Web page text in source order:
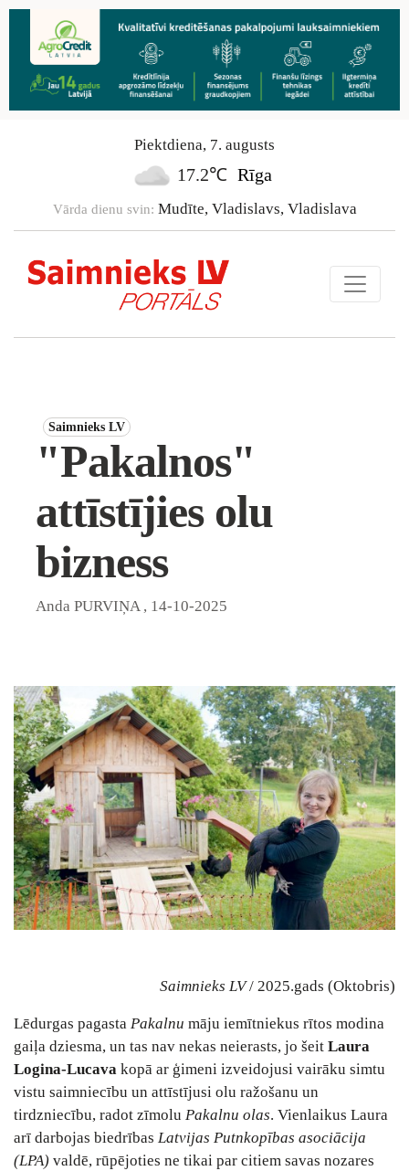
Piektdiena, 7. augusts
17.2℃ Rīga
Vārda dienu svin: Mudīte, Vladislavs, Vladislava
Saimnieks LV
"Pakalnos"
attīstījies olu
bizness
Anda PURVIŅA , 14-10-2025
Saimnieks LV/ 2025.gads (Oktobris)
Lēdurgas pagasta Pakalnu māju iemītniekus rītos modina
gaiļa dziesma, un tas nav nekas neierasts, jo šeit Laura
Logina-Lucava kopā ar ģimeni izveidojusi vairāku simtu
vistu saimniecību un attīstījusi olu ražošanu un
tirdzniecību, radot zīmolu Pakalnu olas. Vienlaikus Laura
arī darbojas biedrības Latvijas Putnkopības asociācija
(LPA) valdē, rūpējoties ne tikai par citiem savas nozares